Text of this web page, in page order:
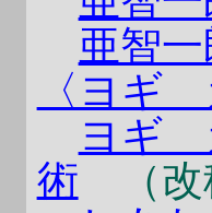
亜智
〈ヨギ
ヨギ
術
（